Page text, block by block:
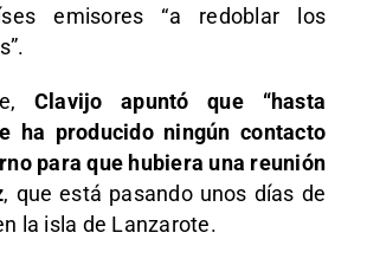
emisores “a redoblar los
Clavijo apuntó que “hasta
ha producido ningún contacto
para que hubiera una reunión
, que está pasando unos días de
la isla de Lanzarote.